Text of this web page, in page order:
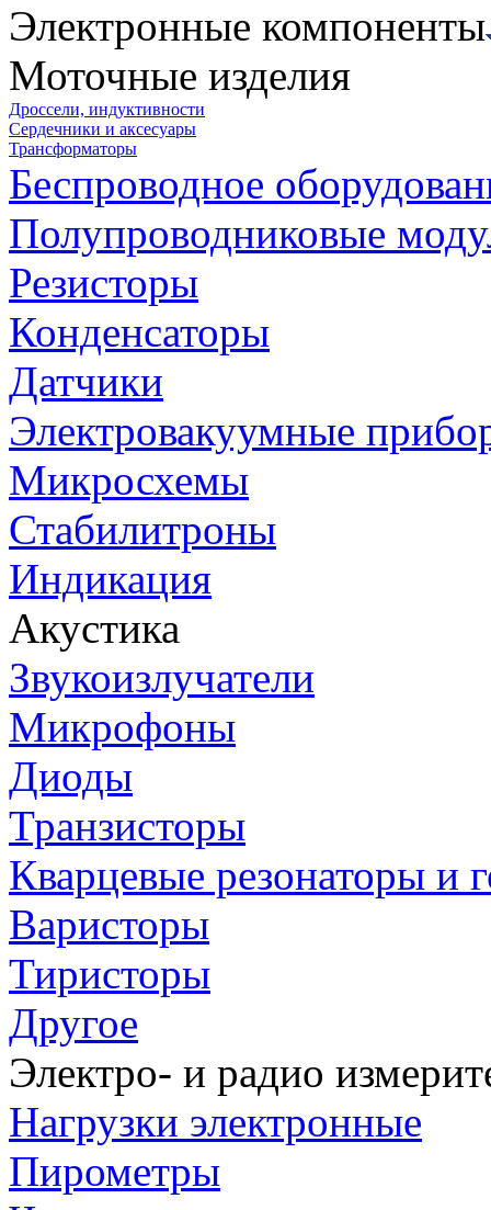
Электронные компоненты
Моточные изделия
Дроссели, индуктивности
Сердечники и аксесуары
Трансформаторы
Беспроводное
Полупроводниковые
Резисторы
Конденсаторы
Датчики
Электровакуумные
Микросхемы
Стабилитроны
Индикация
Акустика
Звукоизлучатели
Микрофоны
Диоды
Транзисторы
Кварцевые резонаторы и
Варисторы
Тиристоры
Другое
Электро- и радио
Нагрузки электронные
Пирометры